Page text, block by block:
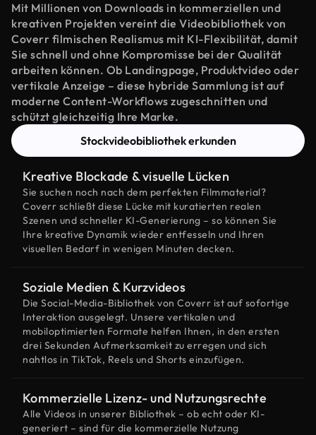
Mit Millionen von Downloads in kommerziellen und
kreativen Projekten vereint die Videobibliothek von
Coverr filmischen Realismus mit KI-Flexibilität, damit
Sie schnell und ohne Kompromisse bei der Qualität
arbeiten können. Ob Landingpage, Produktvideo oder
vertikale Anzeige – diese hybride Sammlung ist auf
moderne Content-Workflows zugeschnitten und
schützt gleichzeitig Ihre Marke.
Stockvideobibliothek erkunden
Kreative Blockade & visuelle Lücken
Sie suchen noch nach dem perfekten Filmmaterial?
Coverr schließt diese Lücke mit kuratierten realen
Szenen und schneller KI-Generierung – so können Sie
Ihre kreative Dynamik wieder entfesseln und Ihren
visuellen Bedarf in wenigen Minuten decken.
Soziale Medien & Kurzvideos
Die Social-Media-Bibliothek von Coverr ist auf sofortige
Interaktion ausgelegt. Unsere vertikalen und
mobiloptimierten Formate helfen Ihnen, in den ersten
drei Sekunden Aufmerksamkeit zu erregen und sich
nahtlos in TikTok, Reels und Shorts einzufügen.
Kommerzielle Lizenz- und Nutzungsrechte
Alle Videos in unserer Bibliothek – ob echt oder KI-
generiert – sind für die kommerzielle Nutzung